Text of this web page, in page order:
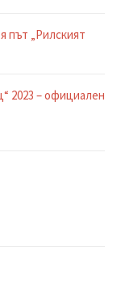
път „Рилският
2023 – официален